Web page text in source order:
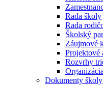
Rada školy
Rada
Školský
Záujmové
Projektové
Rozvrhy
Dokumenty školy